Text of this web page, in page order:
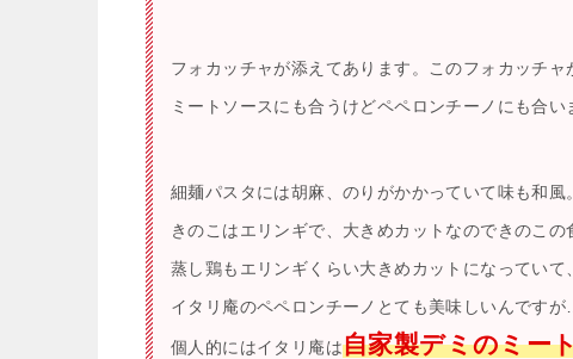
フォカッチャが添えてあります。このフォカッチャ
ミートソースにも合うけどペペロンチーノにも合い
細麺パスタには胡麻、のりがかかっていて味も和
きのこはエリンギで、大きめカットなのできのこ
蒸し鶏もエリンギくらい大きめカットになってい
イタリ庵のペペロンチーノとても美味しいんですが
個人的にはイタリ庵は自家製デミのミー